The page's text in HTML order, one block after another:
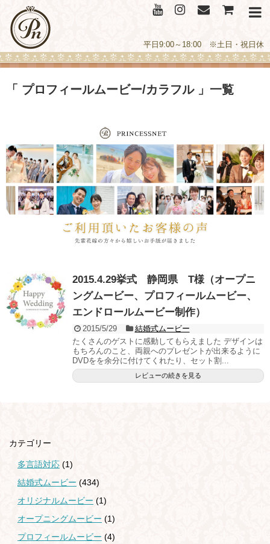
平日9:00～18:00 ※土日・祝日休
「 プロフィールムービー/カラフル 」一覧
2015.4.29挙式 静岡県 T様（オープニ
ングムービー、プロフィールムービー、
エンドロールムービー制作）
2015/5/29
結婚式ムービー
たくさんのゲストに感動してもらえました デザインは
もちろんのこと、両親へのプレゼントが出来るように
DVDをを余分に付けてくれたり、セット割...
レビューの続きを見る
カテゴリー
多言語対応 (1)
結婚式ムービー (434)
オリジナルムービー (1)
オープニングムービー (1)
プロフィールムービー (4)